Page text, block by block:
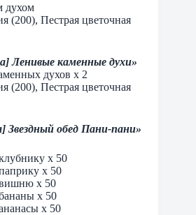
духом
(200), Пестрая цветочная
Ленивые каменные духи»
духов х 2
(200), Пестрая цветочная
Звездный обед Пани-пани»
х 50
х 50
х 50
х 50
х 50